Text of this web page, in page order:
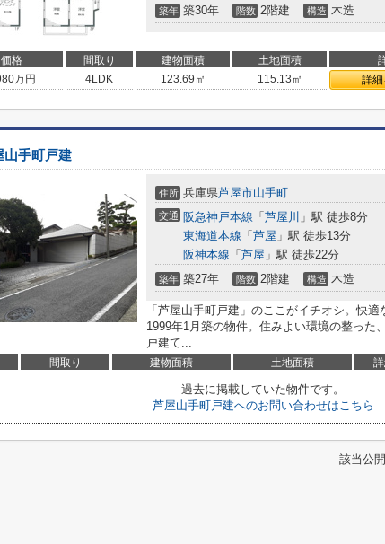
築年 築30年 階数 2階建 構造 木造
価格 間取り 建物面積 土地面積
万円 4LDK 123.69㎡ 115.13㎡ 詳細
山手町戸建
住所 兵庫県芦屋市山手町
交通 阪急神戸本線 「 芦屋川 」駅 徒歩8分
東海道本線 「 芦屋 」駅 徒歩13分
阪神本線 「 芦屋 」駅 徒歩22分
築年 築27年 階数 2階建 構造 木造
「芦屋山手町戸建」のここがイチオシ。快
1999年1月築の物件。住みよい環境の整った
戸建て...
間取り 建物面積 土地面積
過去に掲載していた物件です。
芦屋山手町戸建へのお問い合わせはこちら
該当公